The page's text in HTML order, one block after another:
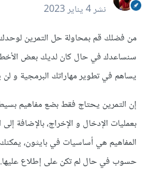
نشر4 يناير 2023
من فضلك قم بمحاولة حل التمرين
سنساعدك في حال كان لديك بعض
يساهم في تطوير مهاراتك البرمجية و لن
إن التمرين يحتاج فقط بضع مفاهيم
بعمليات الإدخال و الإخراج، بالإضافة
المفاهيم هي أساسيات في بايثون،
حسوب في حال لم تكن على إطلاع عليها.